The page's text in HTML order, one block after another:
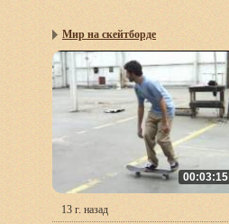
Mир на скейтборде
00:03:15
13 г. назад